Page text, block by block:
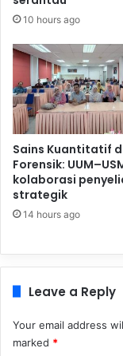
10 hours ago
Sains Kuantitatif
Forensik:
kolaborasi
strategik
14 hours ago
Leave a Reply
Your email address
marked *